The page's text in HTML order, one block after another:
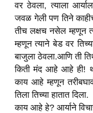
वर ठेवला, त्याला
जवळ गेली पण तिने
तीच लक्षच नसेल म्हणून
म्हणून त्याने बेड वर
बाजुला ठेवला.आणि ती
किती मंद आहे आहे ही!
काय आहे म्हणून
तिला तिच्या हातात दिला.
काय आहे हे? आर्याने